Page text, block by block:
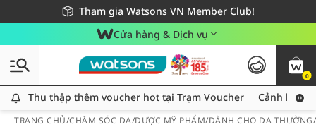
Tham gia Watsons VN Member Club!
Miễn phí giao hàng cho đơn hàng từ 249,000Đ
Giao hàng nhanh 24h - Áp dụng khu vực TP. Hồ Chí Minh
Cửa hàng & Dịch vụ
0
Thu thập thêm voucher hot tại Trạm Voucher
Thu thập thêm voucher hot tại Trạm Voucher Cảnh báo
TRANG CHỦ/CHĂM SÓC DA/DƯỢC MỸ PHẨM/DÀNH CHO DA